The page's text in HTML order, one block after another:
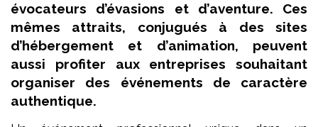
évocateurs d’évasions et d’aventure. Ces
mêmes attraits, conjugués à des sites
d’hébergement et d’animation, peuvent
aussi profiter aux entreprises souhaitant
organiser des événements de caractère
authentique.